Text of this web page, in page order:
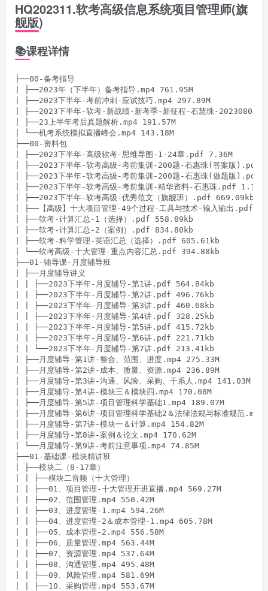
HQ202311.软考高级信息系统项目管理师(旗
舰版)
📚课程详情
├──00-备考指导
| ├──2023年（下半年）备考指导.mp4 761.95M
| ├──2023下半年-考前冲刺-应试技巧.mp4 297.89M
| ├──2023下半年-软考-新战绩-新考季-新征程-石慧珠-20230802
| ├──23上半年考后真题解析.mp4 191.57M
| └──机考系统模拟直播峰会.mp4 143.18M
├──00-资料包
| ├──2023下半年-高级软考-思维导图-1-24章.pdf 7.36M
| ├──2023下半年-软考高级-考前集训-200题-石惠珠(答案版).pdf
| ├──2023下半年-软考高级-考前集训-200题-石惠珠(做题版).pdf
| ├──2023下半年-软考高级-考前集训-精华资料-石惠珠.pdf 1.18M
| ├──2023下半年-软考高级-优秀范文（旗舰班）.pdf 669.09kb
| ├──【高级】十大项目管理-49个过程-工具与技术-输入输出.pdf
| ├──软考-计算汇总-1（选择）.pdf 558.89kb
| ├──软考-计算汇总-2（案例）.pdf 834.80kb
| ├──软考-科学管理-英语汇总（选择）.pdf 605.61kb
| └──软考高级-十大管理-重点内容汇总.pdf 394.88kb
├──01-辅导课-月度辅导班
| ├──月度辅导讲义
| | ├──2023下半年-月度辅导-第1讲.pdf 564.84kb
| | ├──2023下半年-月度辅导-第2讲.pdf 496.76kb
| | ├──2023下半年-月度辅导-第3讲.pdf 460.68kb
| | ├──2023下半年-月度辅导-第4讲.pdf 328.25kb
| | ├──2023下半年-月度辅导-第5讲.pdf 415.72kb
| | ├──2023下半年-月度辅导-第6讲.pdf 221.71kb
| | └──2023下半年-月度辅导-第7讲.pdf 213.41kb
| ├──月度辅导-第1讲-整合、范围、进度.mp4 275.33M
| ├──月度辅导-第2讲-成本、质量、资源.mp4 236.89M
| ├──月度辅导-第3讲-沟通、风险、采购、干系人.mp4 141.03M
| ├──月度辅导-第4讲-模块三＆模块四.mp4 170.08M
| ├──月度辅导-第5讲-项目管理科学基础1.mp4 189.07M
| ├──月度辅导-第6讲-项目管理科学基础2＆法律法规与标准规范
| ├──月度辅导-第7讲-模块一＆计算.mp4 154.82M
| ├──月度辅导-第8讲-案例＆论文.mp4 170.62M
| └──月度辅导-第9讲-考前注意事项.mp4 74.85M
├──01-基础课-模块精讲班
| ├──模块二（8-17章）
| | ├──模块二音频（十大管理）
| | ├──01、项目管理-十大管理开班直播.mp4 569.27M
| | ├──02、范围管理.mp4 550.42M
| | ├──03、进度管理-1.mp4 594.26M
| | ├──04、进度管理-2＆成本管理-1.mp4 605.78M
| | ├──05、成本管理-2.mp4 556.58M
| | ├──06、质量管理.mp4 563.44M
| | ├──07、资源管理.mp4 537.64M
| | ├──08、沟通管理.mp4 495.48M
| | ├──09、风险管理.mp4 581.69M
| | ├──10、采购管理.mp4 553.67M